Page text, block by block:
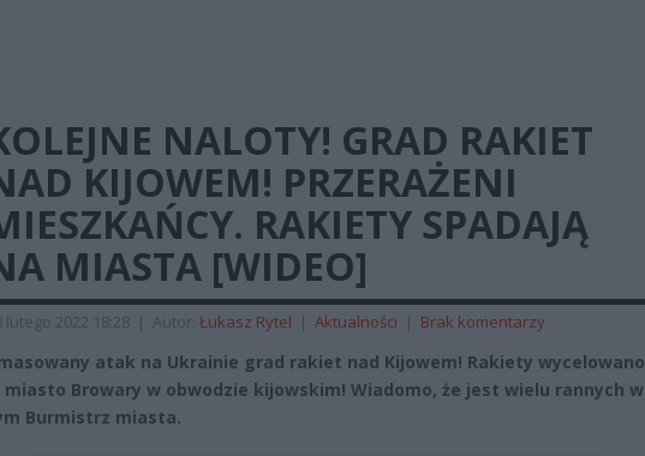
NALOTY! GRAD RAKIET
KIJOWEM! PRZERAŻENI
RAKIETY SPADAJĄ
MIASTA [WIDEO]
lutego 2022 18:28 | Autor: Łukasz Rytel | Aktualności | Brak komentarzy
atak na Ukrainie grad rakiet nad Kijowem! Rakiety wycelowano
miasto Browary w obwodzie kijowskim! Wiadomo, że jest wielu rannych w
Burmistrz miasta.